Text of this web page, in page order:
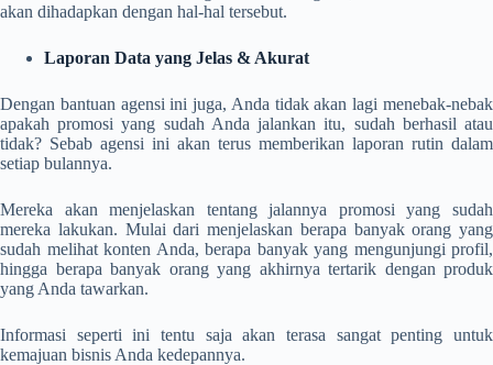
akan dihadapkan dengan hal-hal tersebut.
Laporan Data yang Jelas & Akurat
Dengan bantuan agensi ini juga, Anda tidak akan lagi menebak-nebak
apakah promosi yang sudah Anda jalankan itu, sudah berhasil atau
tidak? Sebab agensi ini akan terus memberikan laporan rutin dalam
setiap bulannya.
Mereka akan menjelaskan tentang jalannya promosi yang sudah
mereka lakukan. Mulai dari menjelaskan berapa banyak orang yang
sudah melihat konten Anda, berapa banyak yang mengunjungi profil,
hingga berapa banyak orang yang akhirnya tertarik dengan produk
yang Anda tawarkan.
Informasi seperti ini tentu saja akan terasa sangat penting untuk
kemajuan bisnis Anda kedepannya.